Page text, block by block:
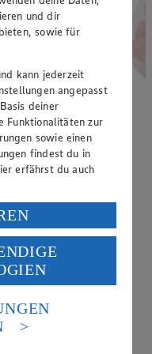
und dir
sowie für
kann jederzeit
angepasst
deiner
Funktionalitäten zur
sowie einen
findest du in
erfährst du auch
Daten in den
willigst du im Sinne
ein, dass deine
Der EuGH sieht
an.
durch US-